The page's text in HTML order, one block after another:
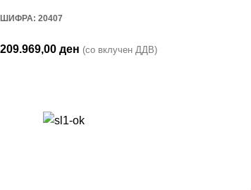
ШИФРА: 20407
209.969,00 ден (со вклучен ДДВ)